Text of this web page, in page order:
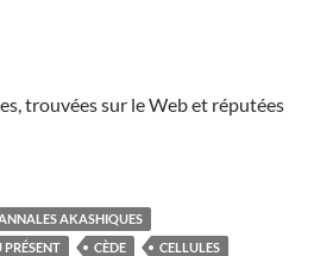
trouvées sur le Web et réputées
ANNALES AKASHIQUES
PRÉSENT CÈDE
CELLULES